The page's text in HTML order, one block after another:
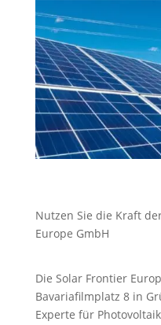
Nutzen Sie die Kraft
Europe GmbH
Die Solar Frontier
Bavariafilmplatz 8 in
Experte für